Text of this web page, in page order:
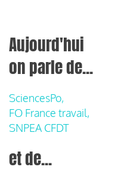
Aujourd'hui
on parle de...
SciencesPo,
FO France travail,
SNPEA CFDT
et de...